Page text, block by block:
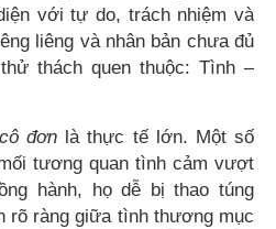
với tự do, trách nhiệm và
liêng và nhân bản chưa đủ
thách quen thuộc: Tình –
đơn là thực tế lớn. Một số
tương quan tình cảm vượt
hành, họ dễ bị thao túng
rõ ràng giữa tình thương mục